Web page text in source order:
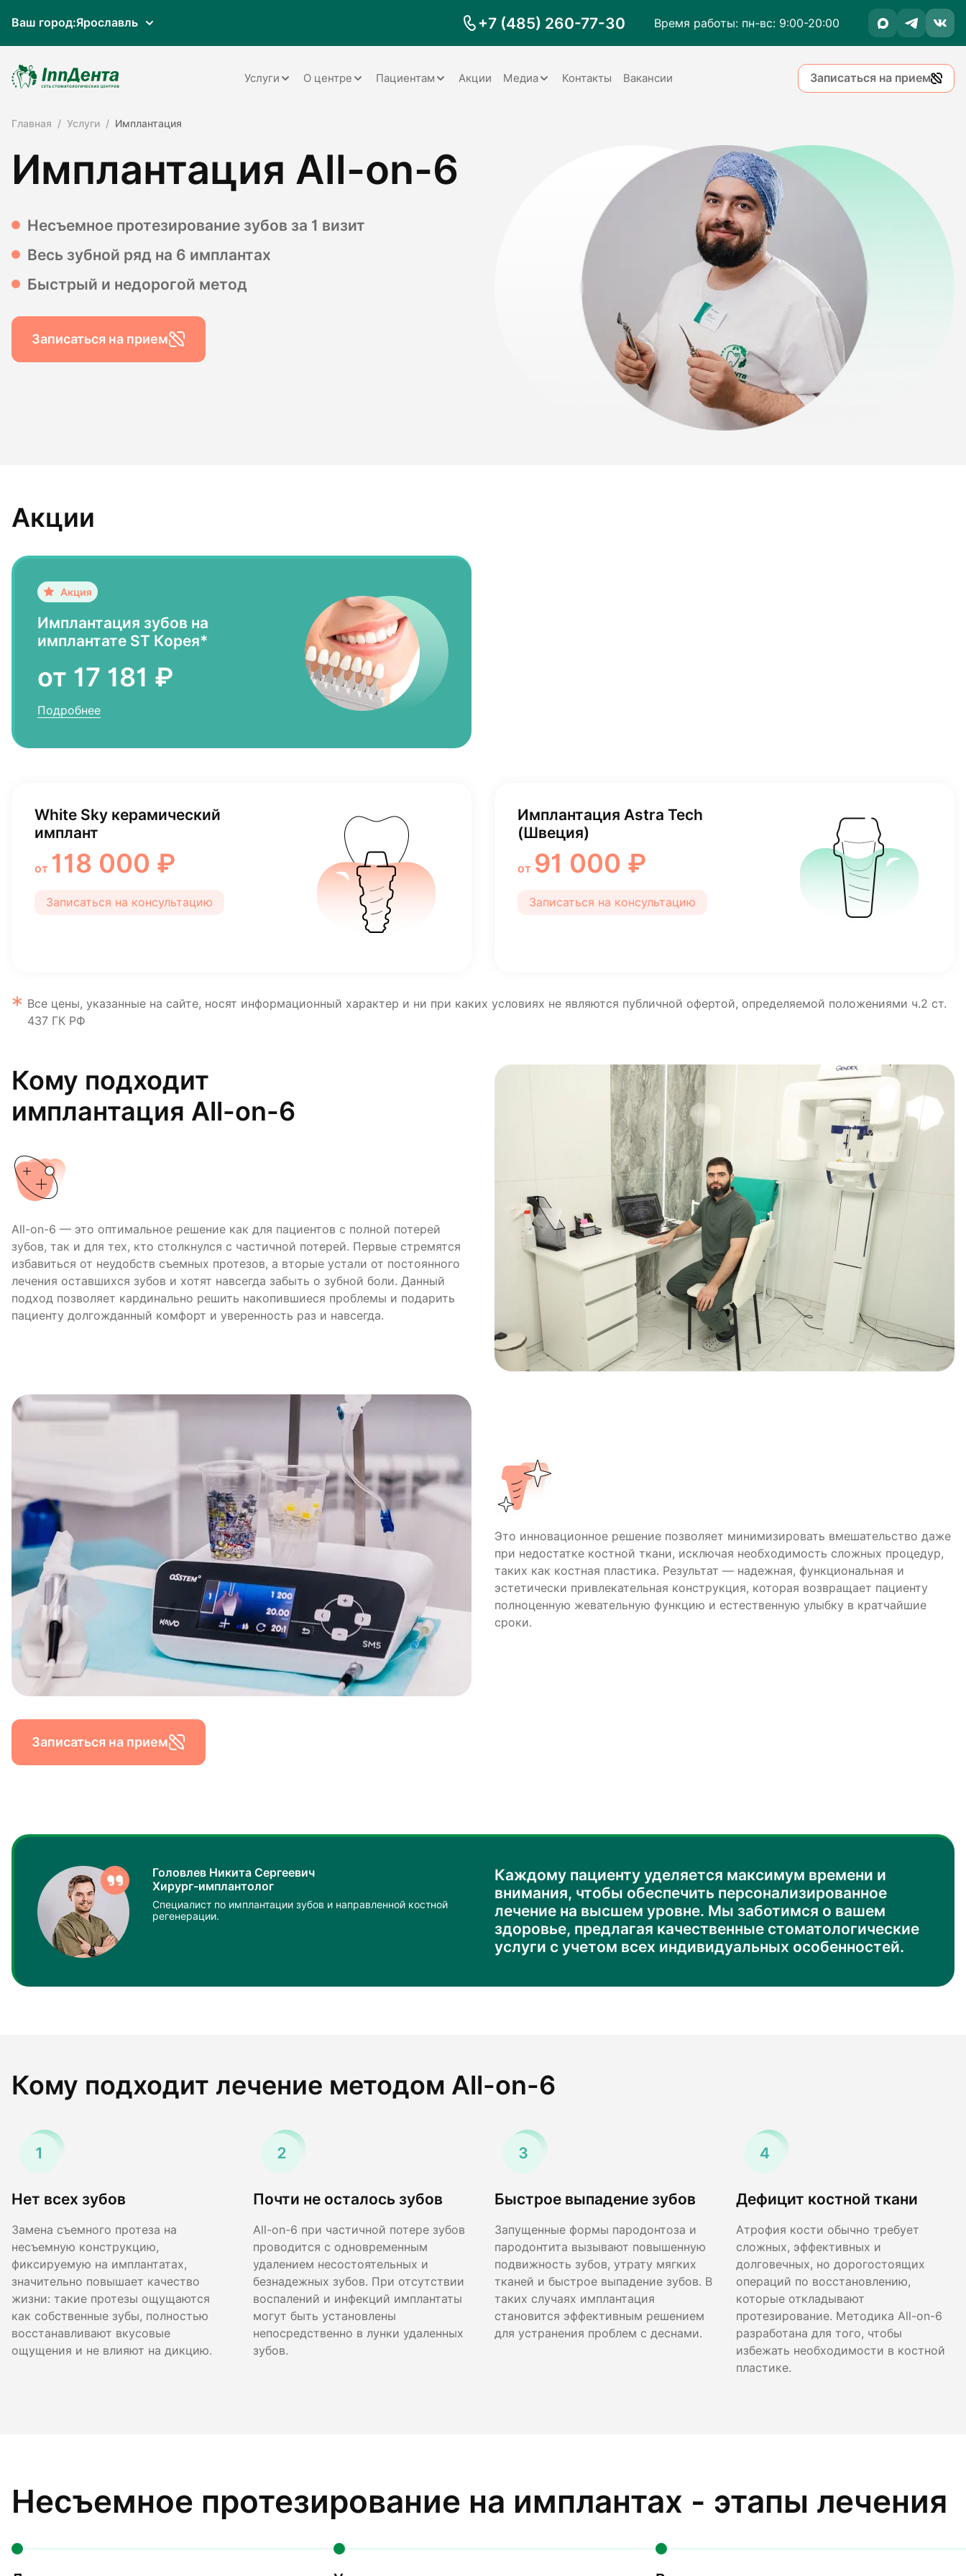
Ваш город:Ярославль +7 (485) 260-77-30 Время работы: пн-вс: 9:00-20:00
Услуги
Ортопедия
Имплантация
О центре
Наши специалисты
Наше оборудование
Пациентам
Запрос справки на налоговый
вычет
Акции Медиа Контакты Вакансии Записаться на прием
Главная Услуги Имплантация
Имплантация All-on-6
Несъемное протезирование зубов за 1 визит
Весь зубной ряд на 6 имплантах
Быстрый и недорогой метод
Записаться на прием
Акции
Имплантация зубов на
имплантате ST Корея*
от 17 181 ₽
Подробнее
White Sky керамический
имплант
от 118 000 ₽
Записаться на консультацию
Имплантация Astra Tech
(Швеция)
от 91 000 ₽
Записаться на консультацию
Все цены, указанные на сайте, носят информационный характер и ни при каких условиях не являются публичной офертой, определяемой положениями ч.2 ст.
437 ГК РФ
Кому подходит
имплантация All-on-6
All-on-6 — это оптимальное решение как для пациентов с полной потерей
зубов, так и для тех, кто столкнулся с частичной потерей. Первые стремятся
избавиться от неудобств съемных протезов, а вторые устали от постоянного
лечения оставшихся зубов и хотят навсегда забыть о зубной боли. Данный
подход позволяет кардинально решить накопившиеся проблемы и подарить
пациенту долгожданный комфорт и уверенность раз и навсегда.
Это инновационное решение позволяет минимизировать вмешательство даже
при недостатке костной ткани, исключая необходимость сложных процедур,
таких как костная пластика. Результат — надежная, функциональная и
эстетически привлекательная конструкция, которая возвращает пациенту
полноценную жевательную функцию и естественную улыбку в кратчайшие
сроки.
Записаться на прием
Головлев Никита Сергеевич
Хирург-имплантолог
Специалист по имплантации зубов и направленной костной
регенерации.
Каждому пациенту уделяется максимум времени и
внимания, чтобы обеспечить персонализированное
лечение на высшем уровне. Мы заботимся о вашем
здоровье, предлагая качественные стоматологические
услуги с учетом всех индивидуальных особенностей.
Кому подходит лечение методом All-on-6
Нет всех зубов
Замена съемного протеза на
несъемную конструкцию,
фиксируемую на имплантатах,
значительно повышает качество
жизни: такие протезы ощущаются
как собственные зубы, полностью
восстанавливают вкусовые
ощущения и не влияют на дикцию.
Почти не осталось зубов
All-on-6 при частичной потере зубов
проводится с одновременным
удалением несостоятельных и
безнадежных зубов. При отсутствии
воспалений и инфекций имплантаты
могут быть установлены
непосредственно в лунки удаленных
зубов.
Быстрое выпадение зубов
Запущенные формы пародонтоза и
пародонтита вызывают повышенную
подвижность зубов, утрату мягких
тканей и быстрое выпадение зубов. В
таких случаях имплантация
становится эффективным решением
для устранения проблем с деснами.
Дефицит костной ткани
Атрофия кости обычно требует
сложных, эффективных и
долговечных, но дорогостоящих
операций по восстановлению,
которые откладывают
протезирование. Методика All-on-6
разработана для того, чтобы
избежать необходимости в костной
пластике.
Несъемное протезирование на имплантах - этапы лечения